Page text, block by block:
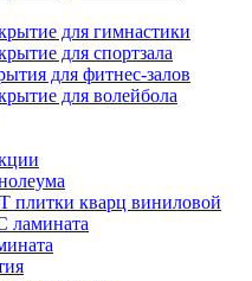
для гимнастики
для спортзала
для фитнес-залов
для волейбола
плитки кварц виниловой
ламината